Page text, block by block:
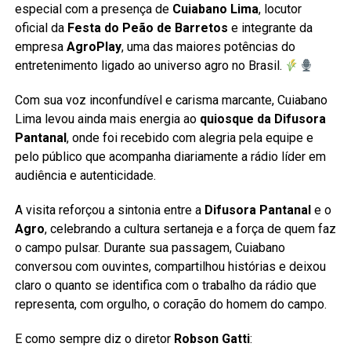
especial com a presença de Cuiabano Lima, locutor
oficial da Festa do Peão de Barretos e integrante da
empresa AgroPlay, uma das maiores potências do
entretenimento ligado ao universo agro no Brasil.
Com sua voz inconfundível e carisma marcante, Cuiabano
Lima levou ainda mais energia ao quiosque da Difusora
Pantanal, onde foi recebido com alegria pela equipe e
pelo público que acompanha diariamente a rádio líder em
audiência e autenticidade.
A visita reforçou a sintonia entre a Difusora Pantanale o
Agro, celebrando a cultura sertaneja e a força de quem faz
o campo pulsar. Durante sua passagem, Cuiabano
conversou com ouvintes, compartilhou histórias e deixou
claro o quanto se identifica com o trabalho da rádio que
representa, com orgulho, o coração do homem do campo.
E como sempre diz o diretor Robson Gatti: